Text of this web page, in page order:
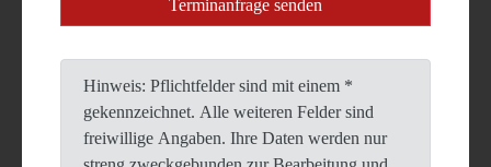
Hinweis: Pflichtfelder sind mit einem *
gekennzeichnet. Alle weiteren Felder sind
freiwillige Angaben. Ihre Daten werden nur